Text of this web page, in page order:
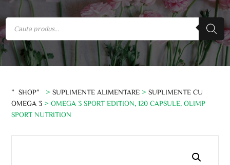
”SHOP” >SUPLIMENTE ALIMENTARE >SUPLIMENTE CU
OMEGA 3 > OMEGA 3 SPORT EDITION, 120 CAPSULE, OLIMP
SPORT NUTRITION